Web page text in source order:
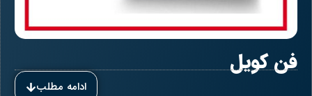
فن کویل
ادامه مطلب